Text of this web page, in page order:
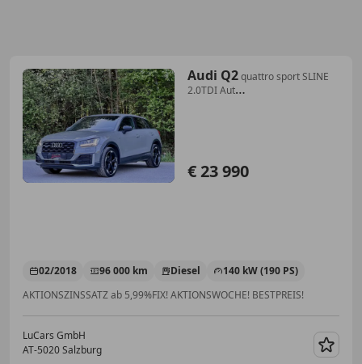
Audi Q2quattro sport SLINE
2.0TDI Aut
€ 23 990
02/2018 96 000 km Diesel
140 kW (190 PS)
AKTIONSZINSSATZ ab 5,99%FIX! AKTIONSWOCHE! BESTPREIS!
LuCars GmbH
AT-5020 Salzburg